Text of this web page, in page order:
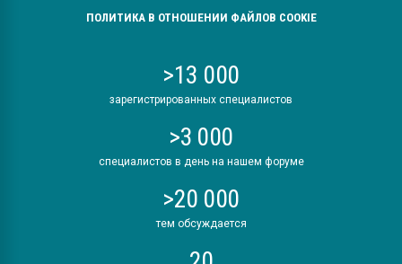
ПОЛИТИКА В ОТНОШЕНИИ ФАЙЛОВ COOKIE
>13 000
зарегистрированных специалистов
>3 000
специалистов в день на нашем форуме
>20 000
тем обсуждается